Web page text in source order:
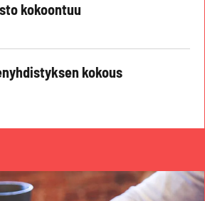
kokoontuu
kokous